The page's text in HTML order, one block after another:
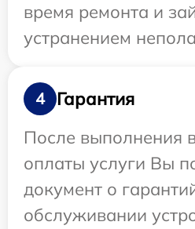
время ремонта и
устранением
4
Гарантия
После выполнения
оплаты услуги Вы
документ о
обслуживании